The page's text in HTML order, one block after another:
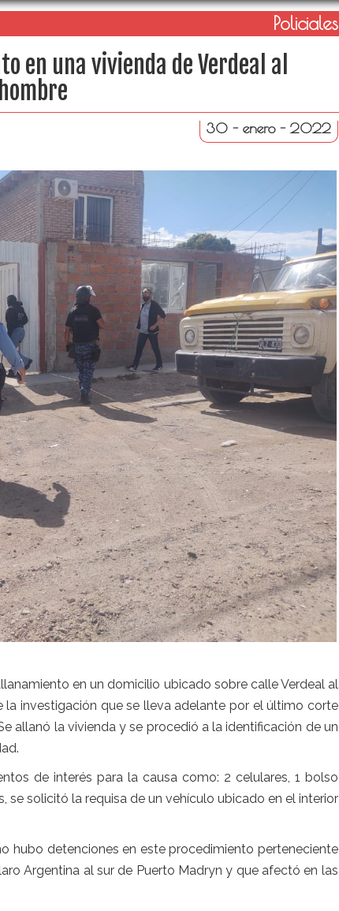
Policiales
en una vivienda de Verdeal al
30 - enero - 2022
en un domicilio ubicado sobre calle Verdeal al
investigación que se lleva adelante por el último corte
allanó la vivienda y se procedió a la identificación de un
de interés para la causa como: 2 celulares, 1 bolso
se solicitó la requisa de un vehículo ubicado en el interior
hubo detenciones en este procedimiento perteneciente
Argentina al sur de Puerto Madryn y que afectó en las